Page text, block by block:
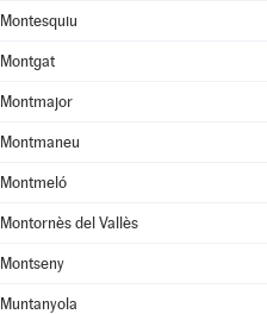
Montesquiu
Montgat
Montmajor
Montmaneu
Montmeló
Montornès del Vallès
Montseny
Muntanyola